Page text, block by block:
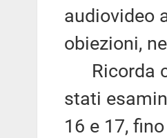
audiovideo
obiezioni,
Ricorda
stati
16 e 17,